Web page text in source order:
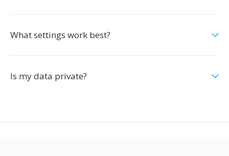
What settings work best?
Is my data private?